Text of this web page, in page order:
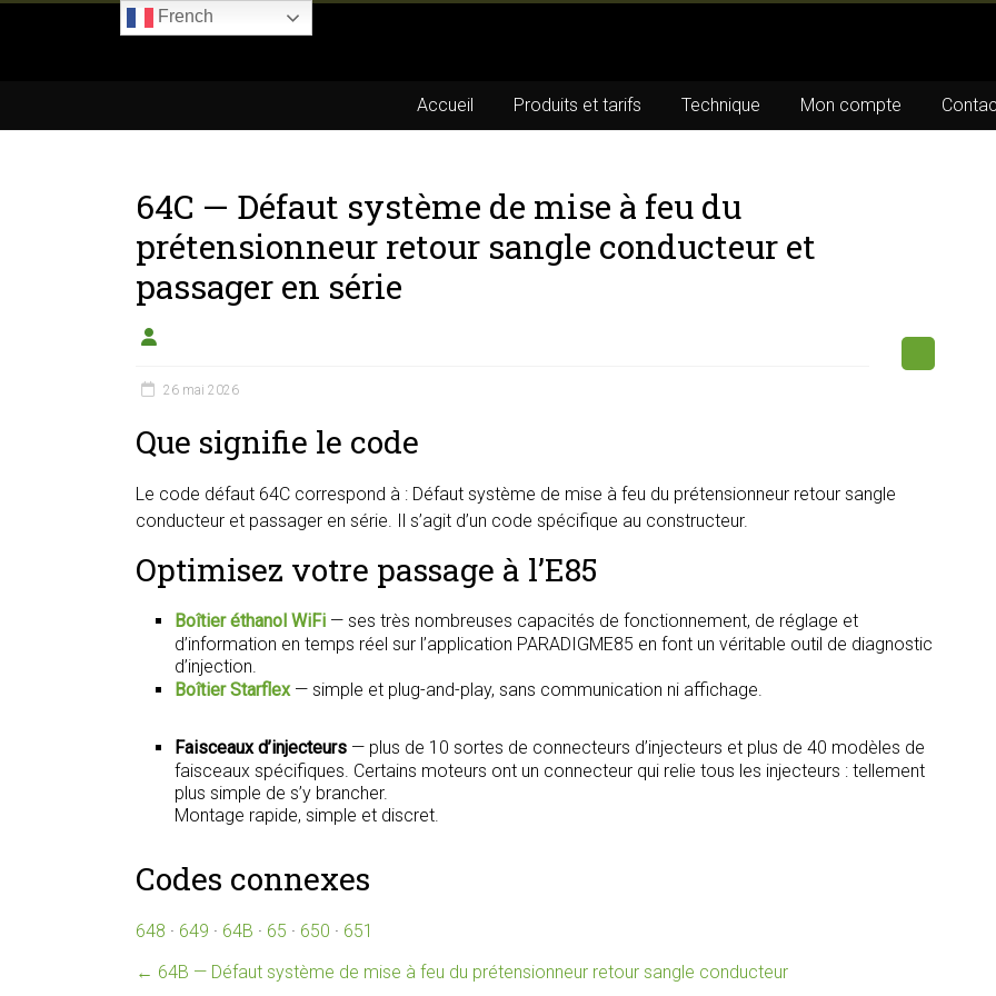
du
boîtier
éthanol
Accueil Produits et tarifs Technique Mon compte
64C — Défaut système de mise à feu du
prétensionneur retour sangle conducteur et
passager en série
26 mai 2026
Que signifie le code
Le code défaut 64C correspond à : Défaut système de mise à feu du prétensionneur retour sangle
conducteur et passager en série. Il s’agit d’un code spécifique au constructeur.
Optimisez votre passage à l’E85
Boîtier éthanol WiFi — ses très nombreuses capacités de fonctionnement, de réglage et
d’information en temps réel sur l’application PARADIGME85 en font un véritable outil de diagnostic
d’injection.
Boîtier Starflex— simple et plug-and-play, sans communication ni affichage.
Faisceaux d’injecteurs — plus de 10 sortes de connecteurs d’injecteurs et plus de 40 modèles de
faisceaux spécifiques. Certains moteurs ont un connecteur qui relie tous les injecteurs : tellement
plus simple de s’y brancher.
Montage rapide, simple et discret.
Codes connexes
648 · 649 · 64B · 65 · 650 · 651
← 64B — Défaut système de mise à feu du prétensionneur retour sangle conducteur
French